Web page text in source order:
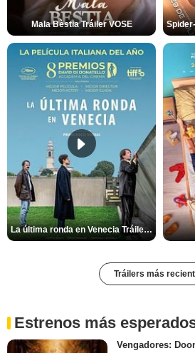
Mala Bèstia Tráiler VOSE
La última ronda en Venecia Tráiler VOSE
Tráilers más
Estrenos más
Vengadores: